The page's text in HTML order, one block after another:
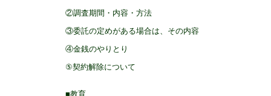
②調査期間・内容・方法
③委託の定めがある場合は、その内容
④金銭のやりとり
⑤契約解除について
■教育